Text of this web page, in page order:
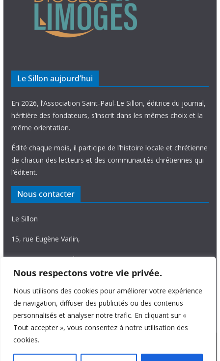
Nous respectons votre vie privée.
Nous utilisons des cookies pour améliorer votre expérience
de navigation, diffuser des publicités ou des contenus
personnalisés et analyser notre trafic. En cliquant sur «
Tout accepter », vous consentez à notre utilisation des
cookies.
Le Sillon aujourd’hui
En 2026, l’Association Saint-Paul-Le Sillon, éditrice du journal,
héritière des fondateurs, s’inscrit dans les mêmes choix et la
même orientation.
Édité chaque mois, il participe de l’histoire locale et chrétienne
de chacun des lecteurs et des communautés chrétiennes qui
l’éditent.
Nous contacter
Le Sillon
15, rue Eugène Varlin,
87036 Limoges Cedex.
Tél. 05 55 06 14 15
Nous écrire